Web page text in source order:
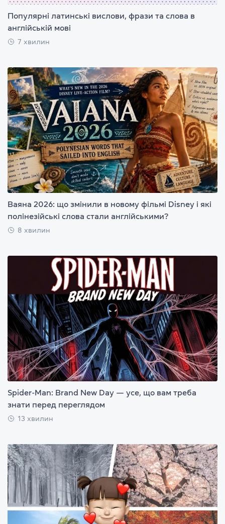
Популярні латинські вислови, фрази та слова в
англійській мові
7 хвилин
Ваяна 2026: що змінили в новому фільмі Disney і які
полінезійські слова стали англійськими?
8 хвилин
Spider-Man: Brand New Day — усе, що вам треба
знати перед переглядом
13 хвилин